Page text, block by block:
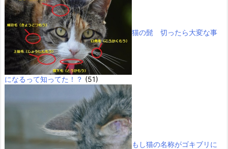
猫の髭 切ったら大変な事
になるって知ってた！？ (51)
もし猫の名称がゴキブリに